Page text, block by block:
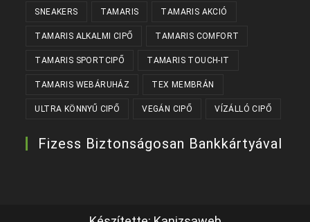
SNEAKERS TAMARIS TAMARIS AKCIÓ
TAMARIS ALKALMI CIPŐ TAMARIS COMFORT
TAMARIS SPORTCIPŐ TAMARIS TOUCH-IT
TAMARIS WEBÁRUHÁZ TEX MEMBRÁN
ULTRA KÖNNYŰ CIPŐ VEGÁN CIPŐ VÍZÁLLÓ CIPŐ
Fizess Biztonságosan Bankkártyával